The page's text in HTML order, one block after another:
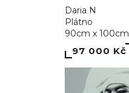
Daria N
Plátno
90cm x 100cm
97 000 Kč